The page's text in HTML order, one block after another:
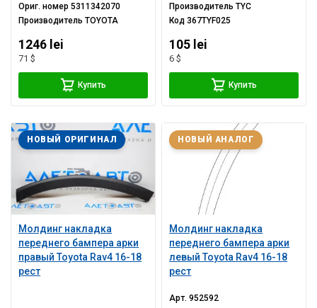
Ориг. номер5311342070
ПроизводительTOYOTA
1246 lei
71 $
Купить
ПроизводительTYC
Код367TYF025
105 lei
6 $
Купить
Молдинг накладка
переднего бампера арки
правый Toyota Rav4 16-18
рест
НОВЫЙ ОРИГИНАЛ
Молдинг накладка
переднего бампера арки
левый Toyota Rav4 16-18
рест
НОВЫЙ АНАЛОГ
Арт.952592